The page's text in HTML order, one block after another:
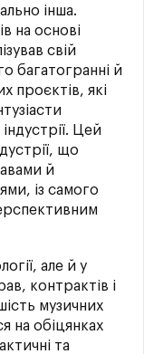
інша.
на основі
свій
багатогранні й
проєктів, які
Цей
що
й
із самого
але й у
контрактів і
музичних
на обіцянках
та